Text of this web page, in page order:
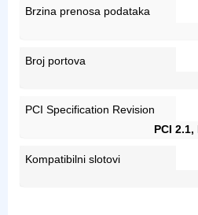
Brzina prenosa podataka
Broj portova
PCI Specification Revision
PCI 2.1,
Kompatibilni slotovi